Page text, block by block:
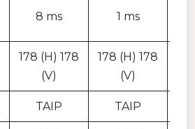
8 ms 1 ms
178 (H) 178
(V)
178 (H) 178
(V)
TAIP TAIP